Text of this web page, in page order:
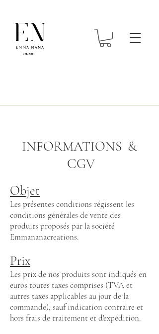
INFORMATIONS &
CGV
Objet
Les présentes conditions régissent les
conditions générales de vente des
produits proposés par la société
Emmananacreations.
Prix
Les prix de nos produits sont indiqués en
euros toutes taxes comprises (TVA et
autres taxes applicables au jour de la
commande), sauf indication contraire et
hors frais de traitement et d'expédition.